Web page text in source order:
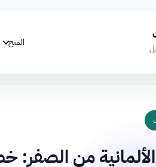
المنح
من الصفر: